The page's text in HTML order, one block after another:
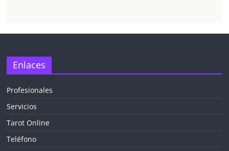
Enlaces
Profesionales
Servicios
Tarot Online
Teléfono